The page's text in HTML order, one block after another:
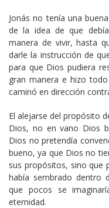
Jonás no tenía una
de la idea de que
manera de vivir, hasta
darle la instrucción de
para que Dios pudiera
gran manera e hizo
caminó en dirección
El alejarse del propósito
Dios, no en vano Dios
Dios no pretendía
bueno, ya que Dios no
sus propósitos, sino que
había sembrado dentro
que pocos se
eternidad.